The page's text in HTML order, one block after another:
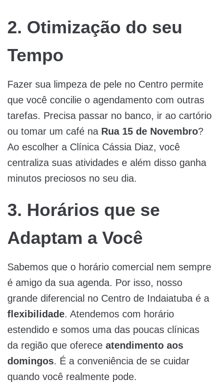
2. Otimização do seu
Tempo
Fazer sua limpeza de pele no Centro permite
que você concilie o agendamento com outras
tarefas. Precisa passar no banco, ir ao cartório
ou tomar um café na Rua 15 de Novembro?
Ao escolher a Clínica Cássia Diaz, você
centraliza suas atividades e além disso ganha
minutos preciosos no seu dia.
3. Horários que se
Adaptam a Você
Sabemos que o horário comercial nem sempre
é amigo da sua agenda. Por isso, nosso
grande diferencial no Centro de Indaiatuba é a
flexibilidade. Atendemos com horário
estendido e somos uma das poucas clínicas
da região que oferece atendimento aos
domingos. É a conveniência de se cuidar
quando você realmente pode.